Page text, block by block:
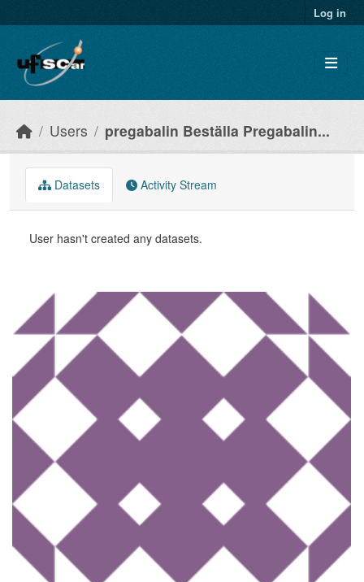
Log in
Users pregabalin Beställa Pregabalin...
Datasets Activity Stream
User hasn't created any datasets.